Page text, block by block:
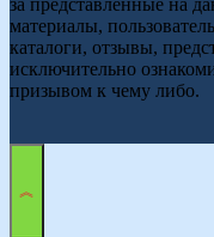
материалы,
каталоги, отзывы,
исключительно
призывом к чему либо.